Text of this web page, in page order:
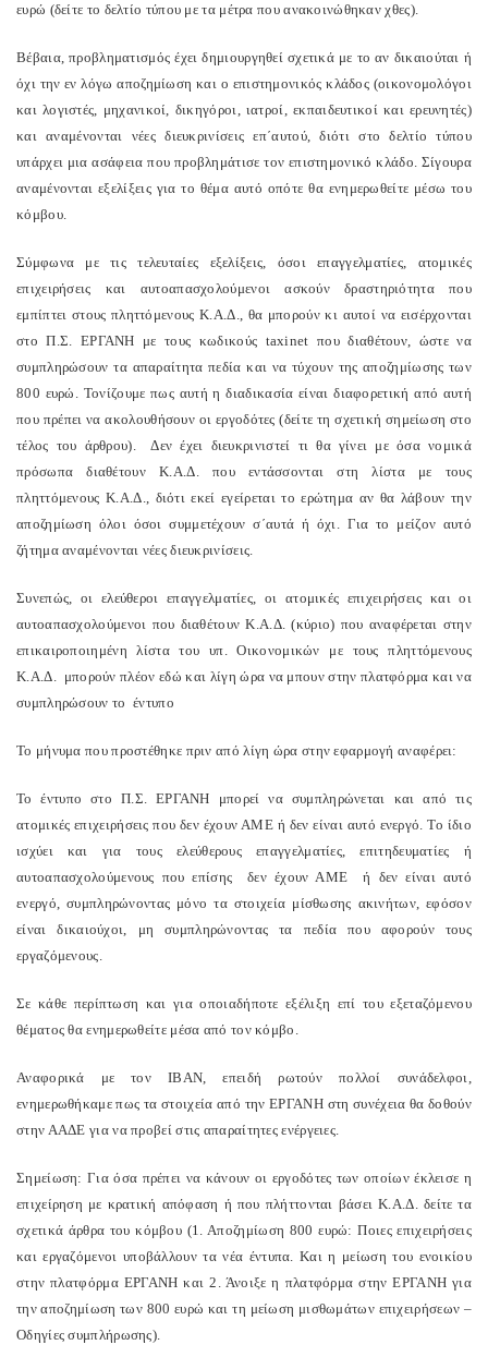
ευρώ (δείτε το δελτίο τύπου με τα μέτρα που ανακοινώθηκαν χθες).
Βέβαια, προβληματισμός έχει δημιουργηθεί σχετικά με το αν δικαιούται ή
όχι την εν λόγω αποζημίωση και ο επιστημονικός κλάδος (οικονομολόγοι
και λογιστές, μηχανικοί, δικηγόροι, ιατροί, εκπαιδευτικοί και ερευνητές)
και αναμένονται νέες διευκρινίσεις επ΄αυτού, διότι στο δελτίο τύπου
υπάρχει μια ασάφεια που προβλημάτισε τον επιστημονικό κλάδο. Σίγουρα
αναμένονται εξελίξεις για το θέμα αυτό οπότε θα ενημερωθείτε μέσω του
κόμβου.
Σύμφωνα με τις τελευταίες εξελίξεις, όσοι επαγγελματίες, ατομικές
επιχειρήσεις και αυτοαπασχολούμενοι ασκούν δραστηριότητα που
εμπίπτει στους πληττόμενους Κ.Α.Δ., θα μπορούν κι αυτοί να εισέρχονται
στο Π.Σ. ΕΡΓΑΝΗ με τους κωδικούς taxinet που διαθέτουν, ώστε να
συμπληρώσουν τα απαραίτητα πεδία και να τύχουν της αποζημίωσης των
800 ευρώ. Τονίζουμε πως αυτή η διαδικασία είναι διαφορετική από αυτή
που πρέπει να ακολουθήσουν οι εργοδότες (δείτε τη σχετική σημείωση στο
τέλος του άρθρου).
Δεν έχει διευκρινιστεί τι θα γίνει με όσα νομικά
πρόσωπα διαθέτουν Κ.Α.Δ. που εντάσσονται στη λίστα με τους
πληττόμενους Κ.Α.Δ., διότι εκεί εγείρεται το ερώτημα αν θα λάβουν την
αποζημίωση όλοι όσοι συμμετέχουν σ΄αυτά ή όχι. Για το μείζον αυτό
ζήτημα αναμένονται νέες διευκρινίσεις.
Συνεπώς, οι ελεύθεροι επαγγελματίες, οι ατομικές επιχειρήσεις και οι
αυτοαπασχολούμενοι που διαθέτουν Κ.Α.Δ. (κύριο) που αναφέρεται στην
επικαιροποιημένη λίστα του υπ. Οικονομικών με τους πληττόμενους
Κ.Α.Δ. μπορούν πλέον εδώ και λίγη ώρα να μπουν στην πλατφόρμα και να
συμπληρώσουν το έντυπο
Το μήνυμα που προστέθηκε πριν από λίγη ώρα στην εφαρμογή αναφέρει:
Το έντυπο στο Π.Σ. ΕΡΓΑΝΗ μπορεί να συμπληρώνεται και από τις
ατομικές επιχειρήσεις που δεν έχουν ΑΜΕ ή δεν είναι αυτό ενεργό. Το ίδιο
ισχύει και για τους ελεύθερους επαγγελματίες, επιτηδευματίες ή
αυτοαπασχολούμενους που επίσης
δεν έχουν ΑΜΕ
ή δεν είναι αυτό
ενεργό, συμπληρώνοντας μόνο τα στοιχεία μίσθωσης ακινήτων, εφόσον
είναι δικαιούχοι, μη συμπληρώνοντας τα πεδία που αφορούν τους
εργαζόμενους.
Σε κάθε περίπτωση και για οποιαδήποτε εξέλιξη επί του εξεταζόμενου
θέματος θα ενημερωθείτε μέσα από τον κόμβο.
Αναφορικά με τονIBAN, επειδή ρωτούν πολλοί συνάδελφοι,
ενημερωθήκαμε πως τα στοιχεία από την ΕΡΓΑΝΗ στη συνέχεια θα δοθούν
στην ΑΑΔΕ για να προβεί στις απαραίτητες ενέργειες.
Σημείωση: Για όσα πρέπει να κάνουν οι εργοδότες των οποίων έκλεισε η
επιχείρηση με κρατική απόφαση ή που πλήττονται βάσει Κ.Α.Δ. δείτε τα
σχετικά άρθρα του κόμβου (1. Αποζημίωση 800 ευρώ: Ποιες επιχειρήσεις
και εργαζόμενοι υποβάλλουν τα νέα έντυπα. Και η μείωση του ενοικίου
στην πλατφόρμα ΕΡΓΑΝΗ και 2. Άνοιξε η πλατφόρμα στην ΕΡΓΑΝΗ για
την αποζημίωση των 800 ευρώ και τη μείωση μισθωμάτων επιχειρήσεων –
Οδηγίες συμπλήρωσης).